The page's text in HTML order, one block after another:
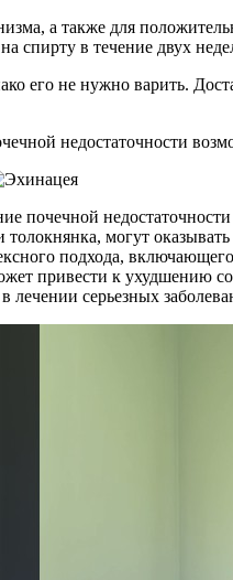
а также для
спирту в течение двух
его не нужно варить.
недостаточности
почечной
могут
подхода,
привести к ухудшению
лечении серьезных